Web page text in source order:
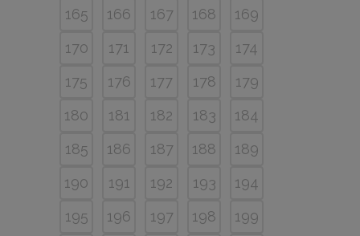
165
166 167 168
169
170
171 172 173
174
175
176 177 178
179
180
181 182 183
184
185
186 187 188
189
190
191 192 193
194
195
196 197 198
199